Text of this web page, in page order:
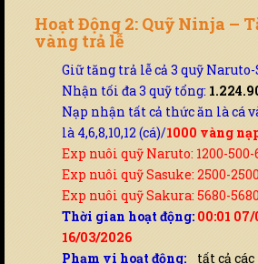
Hoạt Động 2: Quỹ Ninja –
vàng trả lễ
Giữ tăng trả lễ cả 3 quỹ
Nhận tối đa 3 quỹ tổng:
Nạp nhận tất cả thức ăn là cá
là 4,6,8,10,12 (cá)/1000 vàng
Exp nuôi quỹ Naruto: 1200-500-
Exp nuôi quỹ Sasuke: 2500-
Exp nuôi quỹ Sakura: 5680-
Thời gian hoạt động: 00:01
16/03/2026
Phạm vi hoạt động: tất cả